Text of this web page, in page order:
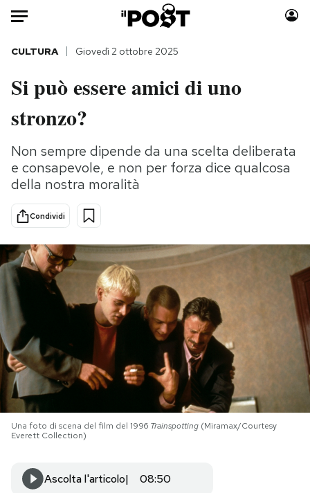
Auto
HOME
Italia
Politica
Tecnologia
Scienza
Economia
Sport
Consumismi
Storie/Idee
Altrecose
Mondiali calcio 2026
PODCAST
NEWSLETTER
I MIEI PREFERITI
SHOP
CULTURA Giovedì 2 ottobre 2025
Si può essere amici di uno
stronzo?
Non sempre dipende da una scelta deliberata
e consapevole, e non per forza dice qualcosa
della nostra moralità
Condividi
Una foto di scena del film del 1996 Trainspotting (Miramax/Courtesy
Everett Collection)
Ascolta l'articolo 08:50